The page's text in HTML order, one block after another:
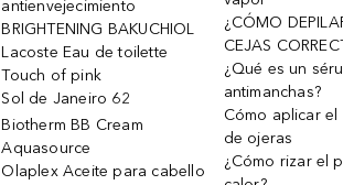
antienvejecimiento
BRIGHTENING BAKUCHIOL
Lacoste Eau de toilette
Touch of pink
Sol de Janeiro 62
Biotherm BB Cream
Aquasource
Olaplex Aceite para cabello
¿CÓMO
CEJAS
¿Qué es un
antimanchas?
Cómo aplicar
de ojeras
¿Cómo rizar el